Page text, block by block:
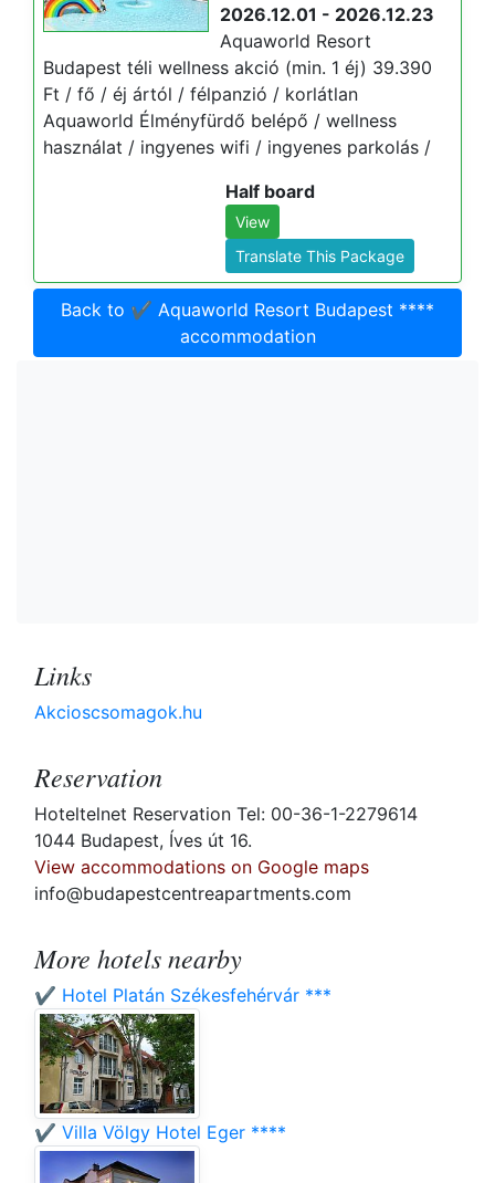
2026.12.01 - 2026.12.23
Aquaworld Resort
Budapest téli wellness akció (min. 1 éj) 39.390
Ft / fő / éj ártól / félpanzió / korlátlan
Aquaworld Élményfürdő belépő / wellness
használat / ingyenes wifi / ingyenes parkolás /
Half board
View
Translate This Package
Back to ✔️ Aquaworld Resort Budapest ****
accommodation
Links
Akcioscsomagok.hu
Reservation
Hoteltelnet Reservation Tel: 00-36-1-2279614
1044 Budapest, Íves út 16.
View accommodations on Google maps
info@budapestcentreapartments.com
More hotels nearby
✔️ Hotel Platán Székesfehérvár ***
✔️ Villa Völgy Hotel Eger ****